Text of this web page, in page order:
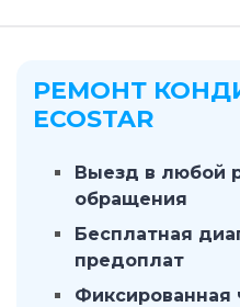
РЕМОНТ
ECOSTAR
Выезд в любой
обращения
Бесплатная
предоплат
Фиксированная